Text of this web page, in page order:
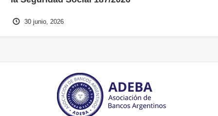
30 junio, 2026